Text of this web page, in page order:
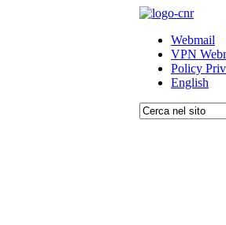
Webmail
VPN
Policy
English